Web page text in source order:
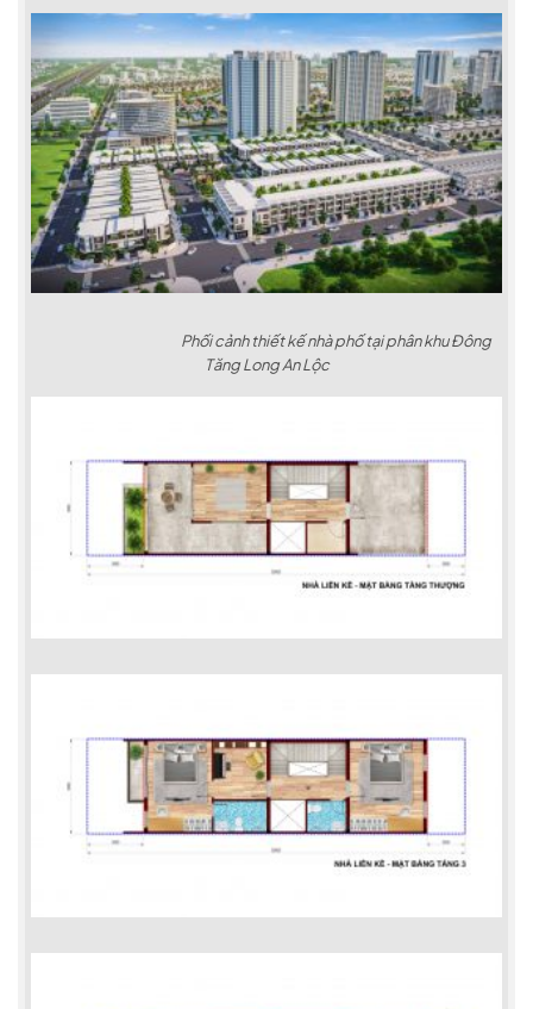
Phối cảnh thiết kế nhà phố tại phân khu Đông
Tăng Long An Lộc